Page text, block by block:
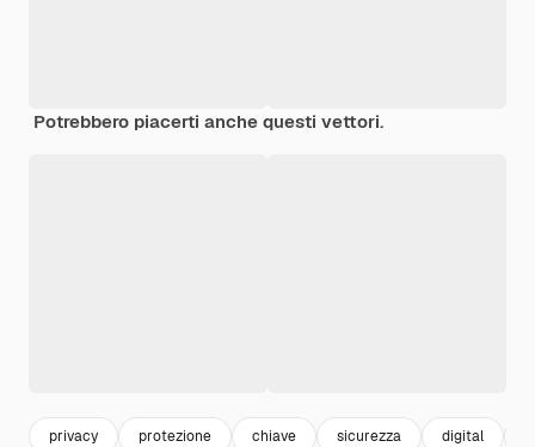
Potrebbero piacerti anche questi vettori.
privacy protezione chiave sicurezza digital